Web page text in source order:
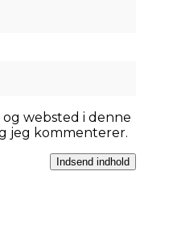
websted i denne
jeg kommenterer.
Indsend indhold